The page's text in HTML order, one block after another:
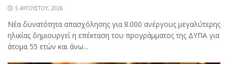
5 ΑΥΓΟΎΣΤΟΥ, 2026
Νέα δυνατότητα απασχόλησης για 8.000 ανέργους μεγαλύτερης
ηλικίας δημιουργεί η επέκταση του προγράμματος της ΔΥΠΑ για
άτομα 55 ετών και άνω...